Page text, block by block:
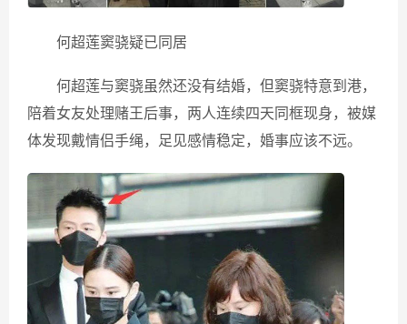
何超莲窦骁疑已同居
何超莲与窦骁虽然还没有结婚，但窦骁特意到港，
陪着女友处理赌王后事，两人连续四天同框现身，被媒
体发现戴情侣手绳，足见感情稳定，婚事应该不远。